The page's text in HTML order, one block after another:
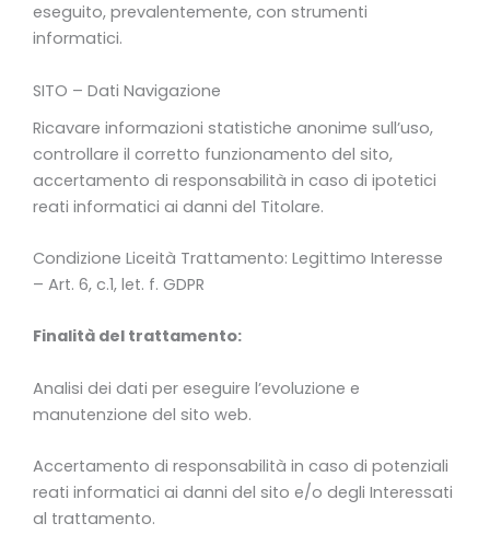
eseguito, prevalentemente, con strumenti
informatici.
SITO – Dati Navigazione
Ricavare informazioni statistiche anonime sull’uso,
controllare il corretto funzionamento del sito,
accertamento di responsabilità in caso di ipotetici
reati informatici ai danni del Titolare.
Condizione Liceità Trattamento: Legittimo Interesse
– Art. 6, c.1, let. f. GDPR
Finalità del trattamento:
Analisi dei dati per eseguire l’evoluzione e
manutenzione del sito web.
Accertamento di responsabilità in caso di potenziali
reati informatici ai danni del sito e/o degli Interessati
al trattamento.